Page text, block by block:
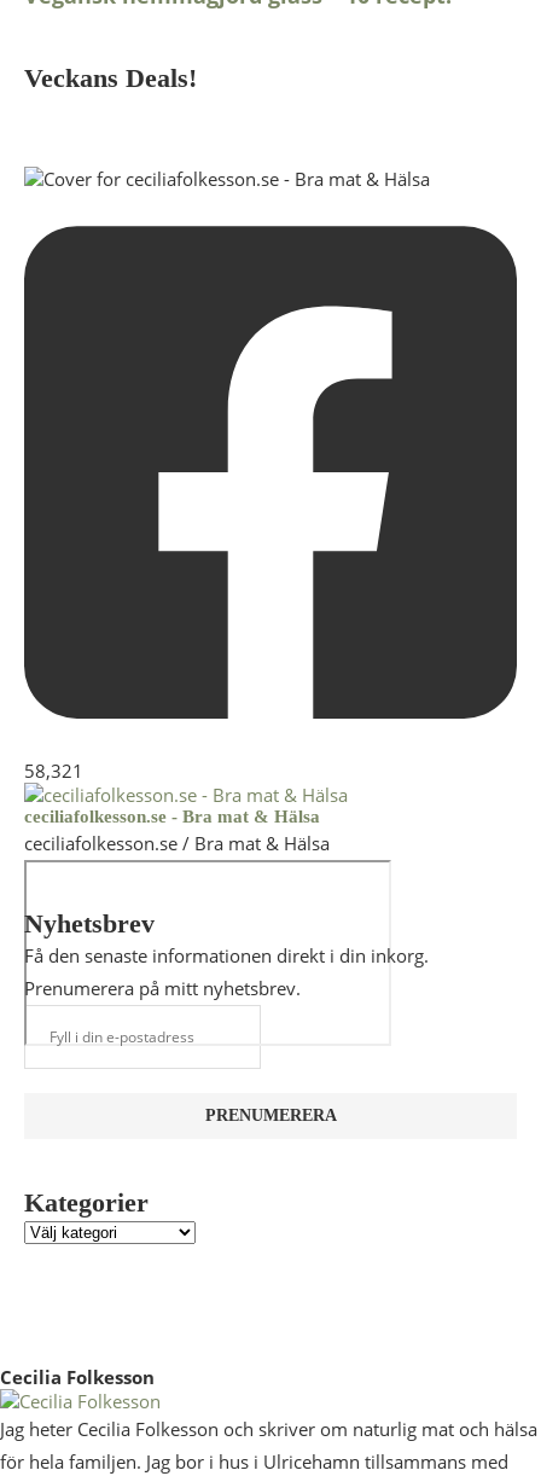
Veckans Deals!
58,321
ceciliafolkesson.se - Bra mat & Hälsa
ceciliafolkesson.se / Bra mat & Hälsa
Nyhetsbrev
Få den senaste informationen direkt i din inkorg.
Prenumerera på mitt nyhetsbrev.
Kategorier
Cecilia Folkesson
Jag heter Cecilia Folkesson och skriver om naturlig mat och hälsa
för hela familjen. Jag bor i hus i Ulricehamn tillsammans med